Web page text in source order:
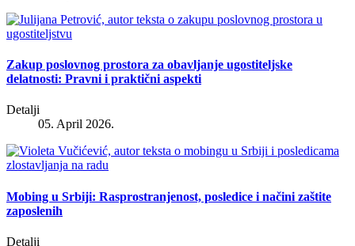
Zakup poslovnog prostora za obavljanje ugostiteljske
delatnosti: Pravni i praktični aspekti
Detalji
05. April 2026.
Mobing u Srbiji: Rasprostranjenost, posledice i načini zaštite
zaposlenih
Detalji